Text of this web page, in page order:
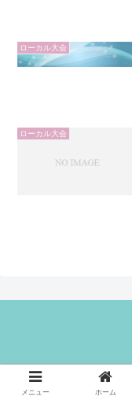
ローカル大会
ローカル大会
メニュー ホーム